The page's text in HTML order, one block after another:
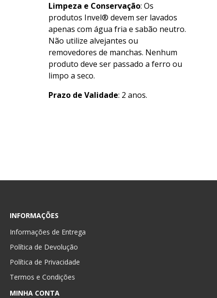
Limpeza e Conservação: Os
produtos Invel® devem ser lavados
apenas com água fria e sabão neutro.
Não utilize alvejantes ou
removedores de manchas. Nenhum
produto deve ser passado a ferro ou
limpo a seco.
Prazo de Validade: 2 anos.
INFORMAÇÕES
Informações de Entrega
Política de Devolução
Política de Privacidade
Termos e Condições
MINHA CONTA